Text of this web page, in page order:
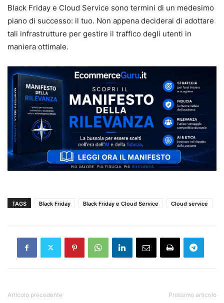
Black Friday e Cloud Service sono termini di un medesimo
piano di successo: il tuo. Non appena deciderai di adottare
tali infrastrutture per gestire il traffico degli utenti in
maniera ottimale.
TAGS Black Friday Black Friday e Cloud Service Cloud service
Articolo precedente Prossimo articolo